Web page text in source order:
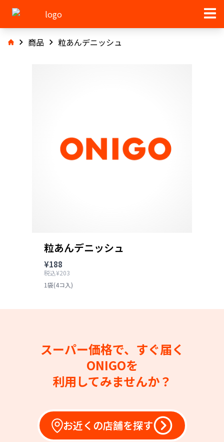
商品 粒あんデニッシュ
粒あんデニッシュ
¥188
税込¥203
1袋(4コ入)
スーパー価格で、すぐ届く
ONIGOを
利用してみませんか？
お近くの店舗を探す